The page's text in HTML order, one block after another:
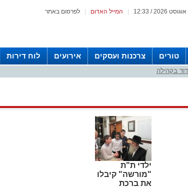
לפרסום באתר המייל האדום
טורים צרכנות ועסקים אירועים לוח דירות
בקהילה
ילדי ת"ת
"מורשה" קיבלו
את ברכת